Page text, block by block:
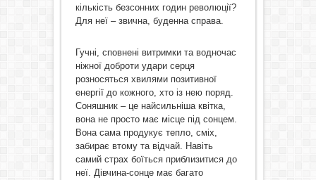
кількість безсонних годин революції?
Для неї – звична, буденна справа.
Гучні, сповнені витримки та водночас
ніжної доброти удари серця
розносяться хвилями позитивної
енергії до кожного, хто із нею поряд.
Соняшник – це найсильніша квітка,
вона не просто має місце під сонцем.
Вона сама продукує тепло, сміх,
забирає втому та відчай. Навіть
самий страх боїться приблизитися до
неї. Дівчина-сонце має багато